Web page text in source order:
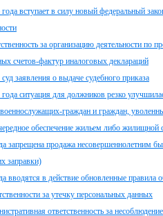
вступает в силу новый федеральный
за организацию деятельности
счетов-фактур иналоговых деклараций
заявления о выдаче судебного приказа
ситуация для должников резко
граждан и граждан,
обеспечение жильем либо жилищной
запрещена продажа несовершеннолетним
заправки)
вводятся в действие обновленные правила
за утечку персональных данных
ответственность за